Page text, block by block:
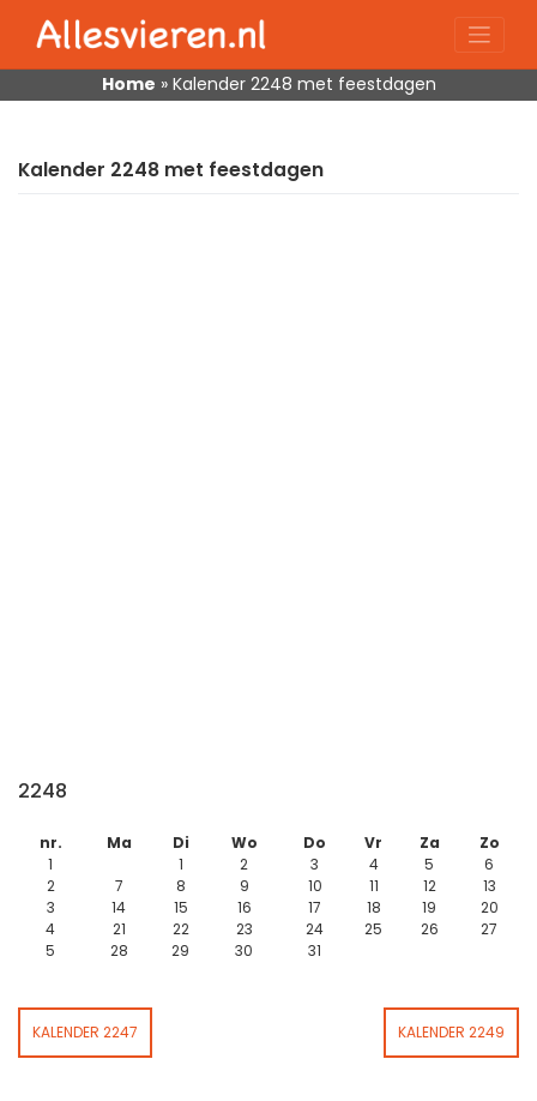
content
Home » Kalender 2248 met feestdagen
Kalender 2248 met feestdagen
2248
nr. Ma Di Wo Do Vr Za
Zo
1
1 2 3 4 5
6
2
7 8 9 10 11 12
13
3
14 15 16 17 18 19
20
4
21 22 23 24 25 26
27
5
28 29 30 31
KALENDER 2247 KALENDER 2249